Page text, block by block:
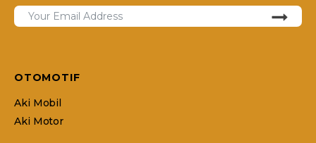
OTOMOTIF
Aki Mobil
Aki Motor